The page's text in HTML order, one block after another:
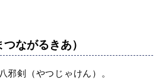
ながるきあ）
邪剣（やつじゃけん）。